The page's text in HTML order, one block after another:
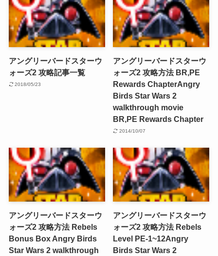
アングリーバードスターウ
ォーズ2 攻略記事一覧
2018/05/23
アングリーバードスターウ
ォーズ2 攻略方法 BR,PE
Rewards ChapterAngry
Birds Star Wars 2
walkthrough movie
BR,PE Rewards Chapter
2014/10/07
アングリーバードスターウ
ォーズ2 攻略方法 Rebels
Bonus Box Angry Birds
Star Wars 2 walkthrough
アングリーバードスターウ
ォーズ2 攻略方法 Rebels
Level PE-1~12Angry
Birds Star Wars 2